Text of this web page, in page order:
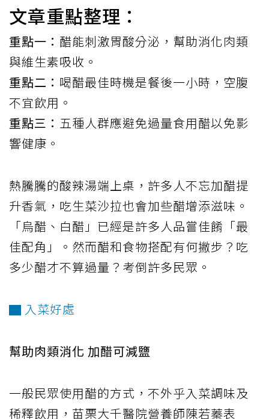
文章重點整理：
重點一： 醋能刺激胃酸分泌，幫助消化肉類
與維生素吸收。
重點二： 喝醋最佳時機是餐後一小時，空腹
不宜飲用。
重點三： 五種人群應避免過量食用醋以免影
響健康。
熱騰騰的酸辣湯端上桌，許多人不忘加醋提
升香氣，吃生菜沙拉也會加些醋增添滋味。
「烏醋、白醋」已經是許多人品嘗佳餚「最
佳配角」。然而醋和食物搭配有何撇步？吃
多少醋才不算過量？考倒許多民眾。
▇ 入菜好處
幫助肉類消化 加醋可減鹽
一般民眾使用醋的方式，不外乎入菜調味及
稀釋飲用，苗栗大千醫院營養師陳若蓁表